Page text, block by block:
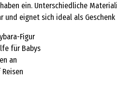
ein. Unterschiedliche
und eignet sich ideal als Geschenk
Figur
für Babys
an